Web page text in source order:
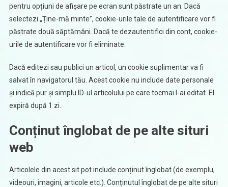
pentru opțiuni de afișare pe ecran sunt păstrate un an. Dacă
selectezi „Ține-mă minte”, cookie-urile tale de autentificare vor fi
păstrate două săptămâni. Dacă te dezautentifici din cont, cookie-
urile de autentificare vor fi eliminate.
Dacă editezi sau publici un articol, un cookie suplimentar va fi
salvat în navigatorul tău. Acest cookie nu include date personale
și indică pur și simplu ID-ul articolului pe care tocmai l-ai editat. El
expiră după 1 zi.
Conținut înglobat de pe alte situri
web
Articolele din acest sit pot include conținut înglobat (de exemplu,
videouri, imagini, articole etc.). Conținutul înglobat de pe alte situri